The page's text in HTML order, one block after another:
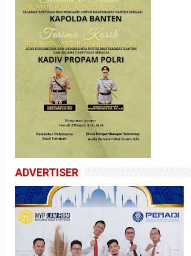
ADVERTISER